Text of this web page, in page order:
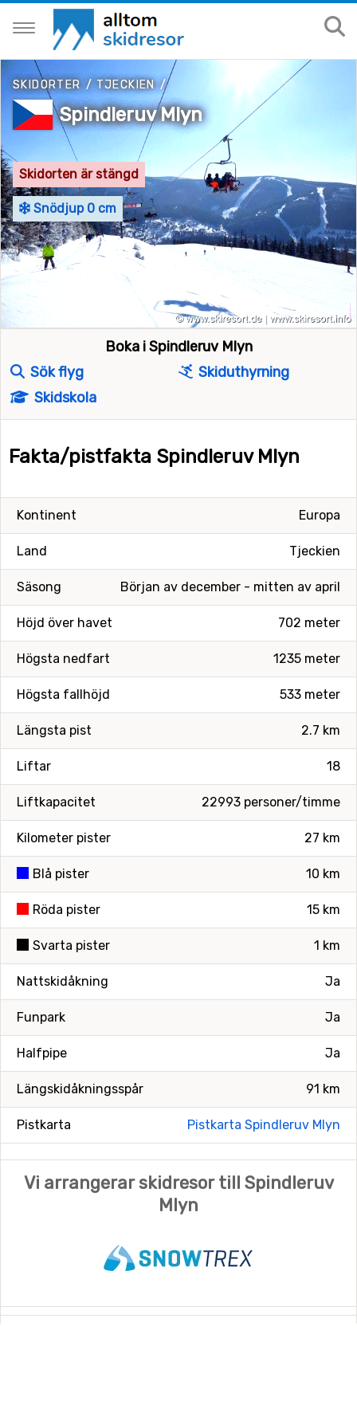
SKIDORTER/TJECKIEN/
Spindleruv Mlyn
Skidorten är stängd
Snödjup 0 cm
Boka i Spindleruv Mlyn
Sök flyg
Skiduthyrning
Skidskola
Fakta/pistfakta Spindleruv Mlyn
Europa
Kontinent
Tjeckien
Land
Början av december - mitten av april
Säsong
702 meter
Höjd över havet
1235 meter
Högsta nedfart
533 meter
Högsta fallhöjd
2.7 km
Längsta pist
18
Liftar
22993 personer/timme
Liftkapacitet
27 km
Kilometer pister
10 km
Blå pister
15 km
Röda pister
1 km
Svarta pister
Ja
Nattskidåkning
Ja
Funpark
Ja
Halfpipe
91 km
Längskidåkningsspår
Pistkarta Spindleruv Mlyn
Pistkarta
Vi arrangerar skidresor till Spindleruv
Mlyn